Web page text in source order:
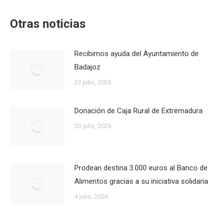
Otras noticias
Recibimos ayuda del Ayuntamiento de
Badajoz
23 julio, 2026
Donación de Caja Rural de Extremadura
20 julio, 2026
Prodean destina 3.000 euros al Banco de
Alimentos gracias a su iniciativa solidaria
4 julio, 2026